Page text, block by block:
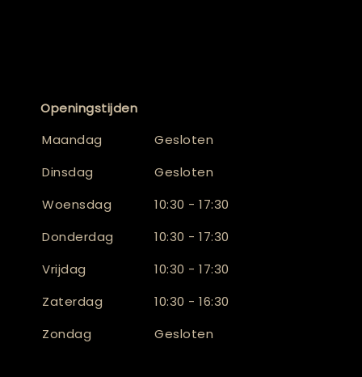
Openingstijden
Maandag
Gesloten
Dinsdag
Gesloten
Woensdag
10:30 - 17:30
Donderdag
10:30 - 17:30
Vrijdag
10:30 - 17:30
Zaterdag
10:30 - 16:30
Zondag
Gesloten